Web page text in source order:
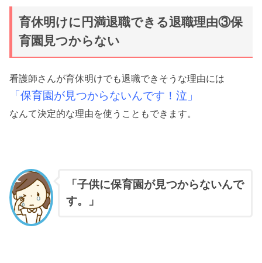
育休明けに円満退職できる退職理由③保
育園見つからない
看護師さんが育休明けでも退職できそうな理由には
「保育園が見つからないんです！泣」
なんて決定的な理由を使うこともできます。
「子供に保育園が見つからないんで
す。」